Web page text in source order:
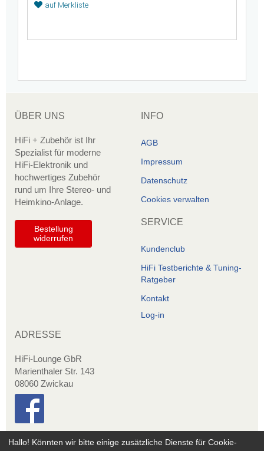
auf Merkliste
ÜBER UNS
HiFi + Zubehör ist Ihr
Spezialist für moderne
HiFi-Elektronik und
hochwertiges Zubehör
rund um Ihre Stereo- und
Heimkino-Anlage.
Bestellung
widerrufen
INFO
AGB
Impressum
Datenschutz
Cookies verwalten
SERVICE
Kundenclub
HiFi Testberichte & Tuning-
Ratgeber
Kontakt
Log-in
ADRESSE
HiFi-Lounge GbR
Marienthaler Str. 143
08060 Zwickau
Hallo! Könnten wir bitte einige zusätzliche Dienste für Cookie-